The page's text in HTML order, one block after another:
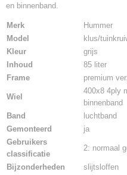
en binnenband.
Merk
Hummer
Model
klus/
Kleur
grijs
Inhoud
85 liter
Frame
premium
Wiel
400x8 4ply
binnenband
Band
luchtband
Gemonteerd
ja
Gebruikers
classificatie
2: normaal
Bijzonderheden
slijtsloffen